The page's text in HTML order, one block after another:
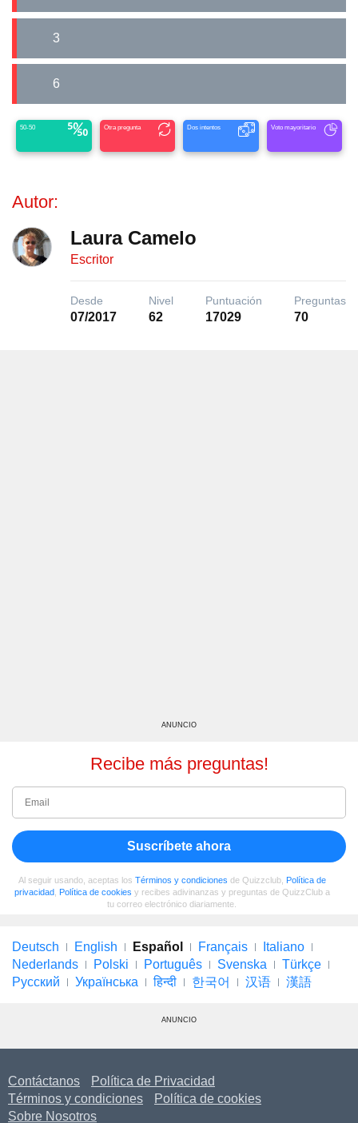
3
6
50-50 Otra pregunta Dos intentos Voto mayoritario
Autor:
Laura Camelo
Escritor
Desde
07/2017
Nivel
62
Puntuación
17029
Preguntas
70
ANUNCIO
Recibe más preguntas!
Suscríbete ahora
Al seguir usando, aceptas los Términos y condiciones de Quizzclub, Política de
privacidad, Política de cookies y recibes adivinanzas y preguntas de QuizzClub a
tu correo electrónico diariamente.
Deutsch English Español Français
Italiano
Nederlands
Polski Português Svenska
Türkçe
Русский
Українська हिन्दी 한국어 汉语 漢語
ANUNCIO
Contáctanos
Política de Privacidad
Términos y condiciones
Política de cookies
Sobre Nosotros